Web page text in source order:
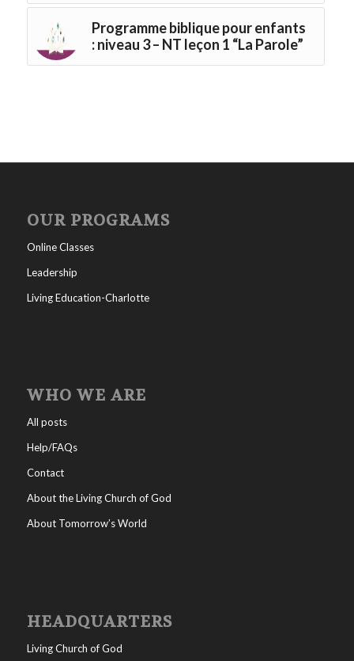
Programme biblique pour enfants
: niveau 3 – NT leçon 1 “La Parole”
OUR PROGRAMS
Online Classes
Leadership
Living Education-Charlotte
WHO WE ARE
All posts
Help/FAQs
Contact
About the Living Church of God
About Tomorrow’s World
HEADQUARTERS
Living Church of God